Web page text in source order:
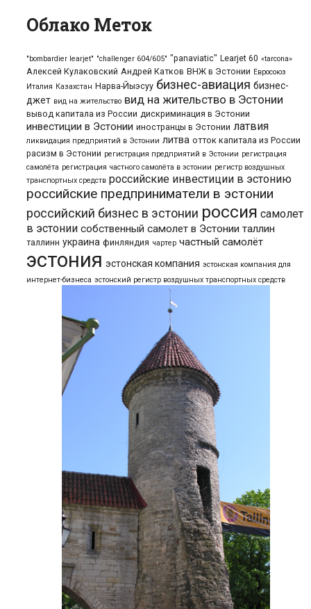
Облако Меток
"bombardier learjet" "challenger 604/605" "panaviatic" Learjet 60 «tarcona»
Алексей Кулаковский Андрей Катков ВНЖ в Эстонии Евросоюз
Италия Казахстан Нарва-Йыэсуу бизнес-авиация бизнес-
джет вид на жительство вид на жительство в Эстонии
вывод капитала из России дискриминация в Эстонии
инвестиции в Эстонии иностранцы в Эстонии латвия
ликвидация предприятий в Эстонии литва отток капитала из России
расизм в Эстонии регистрация предприятий в Эстонии регистрация
самолёта регистрация частного самолёта в эстонии регистр воздушных
транспортных средств российские инвестиции в эстонию
российские предприниматели в эстонии
российский бизнес в эстонии россия самолет
в эстонии собственный самолет в Эстонии таллин
таллинн украина финляндия чартер частный самолёт
эстония эстонская компания эстонская компания для
интернет-бизнеса эстонский регистр воздушных транспортных средств